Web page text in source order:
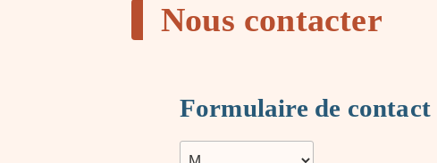
Nous contacter
Formulaire de contact